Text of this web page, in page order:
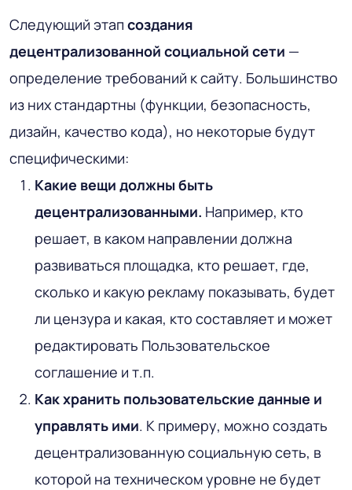
Следующий этап создания
децентрализованной социальной сети —
определение требований к сайту. Большинство
из них стандартны (функции, безопасность,
дизайн, качество кода), но некоторые будут
специфическими:
Какие вещи должны быть
децентрализованными. Например, кто
решает, в каком направлении должна
развиваться площадка, кто решает, где,
сколько и какую рекламу показывать, будет
ли цензура и какая, кто составляет и может
редактировать Пользовательское
соглашение и т.п.
Как хранить пользовательские данные и
управлять ими. К примеру, можно создать
децентрализованную социальную сеть, в
которой на техническом уровне не будет